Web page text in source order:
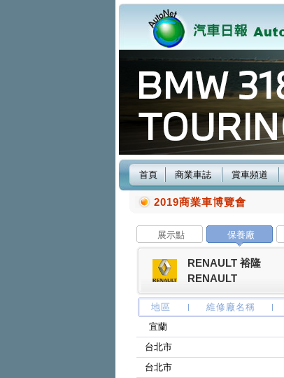
首頁 商業車誌 賞車頻道
2019商業車博覽會
展示點 保養廠
RENAULT 裕隆
RENAULT
地區 維修廠名稱
宜蘭
台北市
台北市